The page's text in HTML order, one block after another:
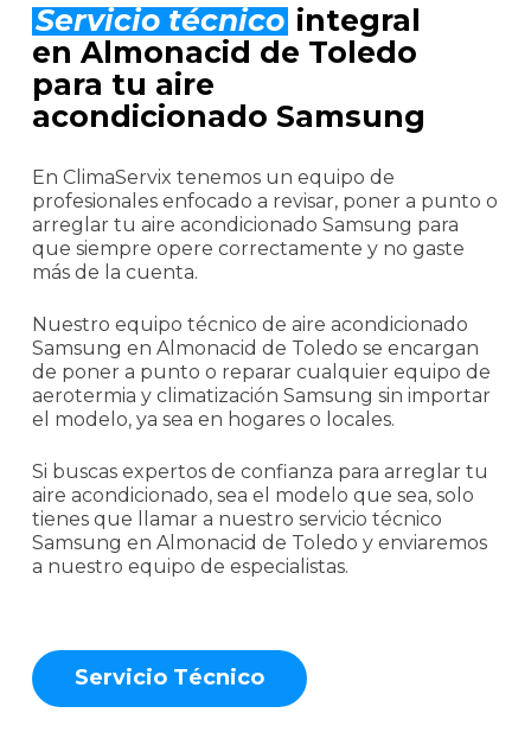
Servicio técnico integral
en Almonacid de Toledo
para tu aire
acondicionado Samsung
En ClimaServix tenemos un equipo de
profesionales enfocado a revisar, poner a punto o
arreglar tu aire acondicionado Samsung para
que siempre opere correctamente y no gaste
más de la cuenta.
Nuestro equipo técnico de aire acondicionado
Samsung en Almonacid de Toledo se encargan
de poner a punto o reparar cualquier equipo de
aerotermia y climatización Samsung sin importar
el modelo, ya sea en hogares o locales.
Si buscas expertos de confianza para arreglar tu
aire acondicionado, sea el modelo que sea, solo
tienes que llamar a nuestro servicio técnico
Samsung en Almonacid de Toledo y enviaremos
a nuestro equipo de especialistas.
Servicio Técnico